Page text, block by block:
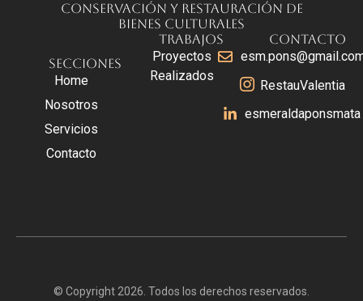
Conservación y Restauración de
Bienes Culturales
Secciones
Home
Nosotros
Servicios
Contacto
Trabajos
Proyectos
Realizados
Contacto
RestauValentia
esmeraldaponsmata
© Copyright 2026. Todos los derechos reservados.